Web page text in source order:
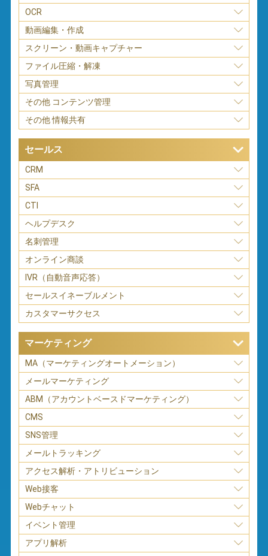
OCR
動画編集・作成
スクリーン・動画キャプチャー
ファイル圧縮・解凍
写真管理
その他 コンテンツ管理
その他 情報共有
セールス
CRM
SFA
CTI
ヘルプデスク
名刺管理
オンライン商談
IVR（自動音声応答）
セールスイネーブルメント
カスタマーサクセス
マーケティング
MA（マーケティングオートメーション）
メールマーケティング
ABM（アカウントベースドマーケティング）
CMS
SNS管理
メールトラッキング
アクセス解析・アトリビューション
Web接客
Webチャット
イベント管理
アプリ解析